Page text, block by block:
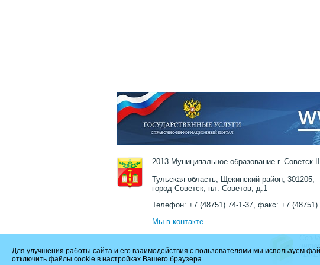
2013 Муниципальное образование г. Советск
Тульская область, Щекинский район, 301205,
город Советск, пл. Советов, д.1
Телефон: +7 (48751) 74-1-37, факс: +7
Мы в контакте
Для улучшения работы сайта и его взаимодействия с пользователями мы используем
отключить файлы cookie в настройках Вашего браузера.